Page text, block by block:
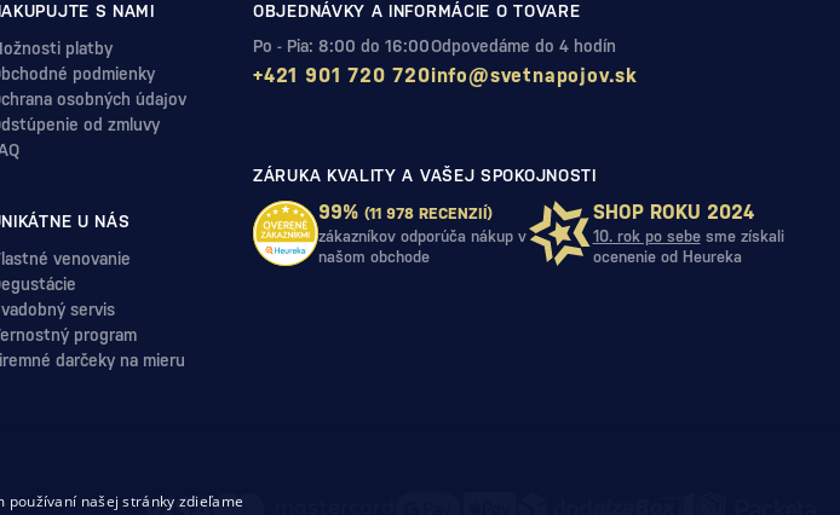
S NAMI
platby
podmienky
osobných údajov
od zmluvy
U NÁS
venovanie
servis
program
darčeky na mieru
OBJEDNÁVKY A INFORMÁCIE O TOVARE
Po - Pia: 8:00 do 16:00
+421 901 720 720
Odpovedáme do 4 hodín
info@svetnapojov.sk
ZÁRUKA KVALITY A VAŠEJ SPOKOJNOSTI
99% (11 978 RECENZIÍ)
zákazníkov odporúča nákup v
našom obchode
SHOP ROKU 2024
10. rok po sebesme získali
ocenenie od Heureka
používaní našej stránky zdieľame